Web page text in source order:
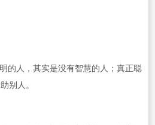
的人，其实是没有智慧的人；真正聪
别人。